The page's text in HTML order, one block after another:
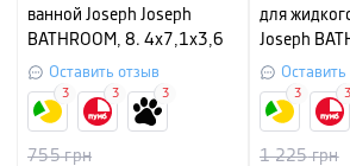
ванной Joseph Joseph
BATHROOM, 8. 4х7,1х3,6
см, серый
Оставить отзыв
755грн
3 3 3
для
Joseph
белым
Оставить
1 225грн
3 3